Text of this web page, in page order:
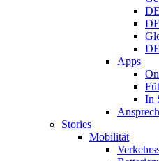
Apps
In
Stories
Mobilität